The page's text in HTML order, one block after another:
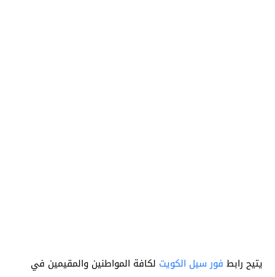
يتيح رابط فور سيل الكويت لكافة المواطنين والمقيمين في